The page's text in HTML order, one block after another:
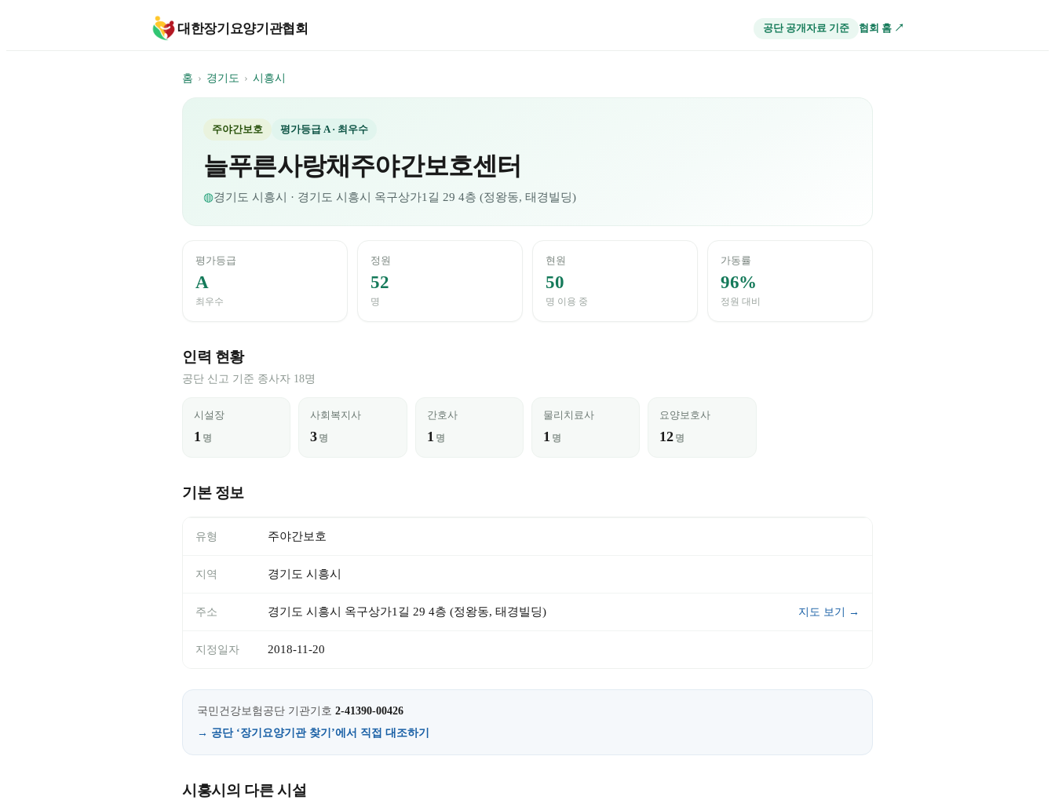
대한장기요양기관협회 공단 공개자료 기준 협회 홈 ↗
홈 › 경기도 › 시흥시
주야간보호 평가등급 A· 최우수
늘푸른사랑채주야간보호센터
◍경기도 시흥시 · 경기도 시흥시 옥구상가1길 29 4층 (정왕동, 태경빌딩)
평가등급
A
최우수
정원
52
명
현원
50
명 이용 중
가동률
96%
정원 대비
인력 현황
공단 신고 기준 종사자 18명
시설장
1 명
사회복지사
3 명
간호사
1 명
물리치료사
1 명
요양보호사
12 명
기본 정보
유형 주야간보호
지역 경기도 시흥시
주소 경기도 시흥시 옥구상가1길 29 4층 (정왕동, 태경빌딩) 지도 보기 →
지정일자 2018-11-20
국민건강보험공단 기관기호 2-41390-00426
→ 공단 ‘장기요양기관 찾기’에서 직접 대조하기
시흥시의 다른 시설